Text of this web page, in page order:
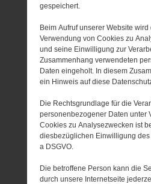
gespeichert.
Beim Aufruf unserer Website
Verwendung von Cookies zu
und seine Einwilligung zur
Zusammenhang verwendeten
Daten eingeholt. In diesem
ein Hinweis auf diese
Die Rechtsgrundlage für die
personenbezogener Daten unter
Cookies zu Analysezwecken ist
diesbezüglichen Einwilligung des
a DSGVO.
Die betroffene Person kann die
durch unsere Internetseite